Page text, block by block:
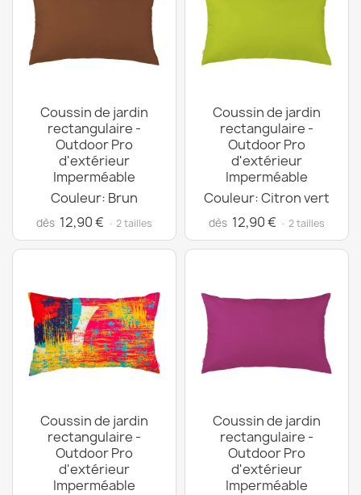
Coussin de jardin
rectangulaire -
Outdoor Pro
d'extérieur
Imperméable
Couleur: Brun
dès 12,90 € · 2 tailles
Coussin de jardin
rectangulaire -
Outdoor Pro
d'extérieur
Imperméable
Couleur: Citron vert
dès 12,90 € · 2 tailles
Coussin de jardin
rectangulaire -
Outdoor Pro
d'extérieur
Imperméable
Coussin de jardin
rectangulaire -
Outdoor Pro
d'extérieur
Imperméable